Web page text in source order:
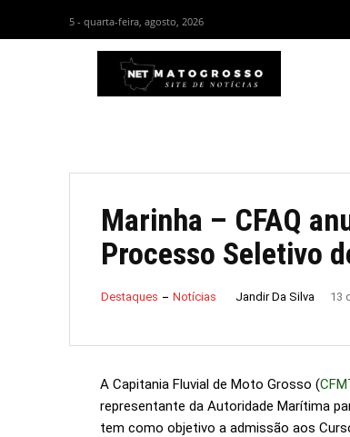
5 - quarta-feira, agosto, 2026
Marinha – CFAQ
Processo Seletivo
Destaques Notícias Jandir Da Silva 13
A Capitania Fluvial de Moto Grosso (
representante da Autoridade Marítima
tem como objetivo a admissão aos